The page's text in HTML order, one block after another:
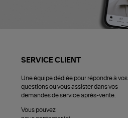
SERVICE CLIENT
Une équipe dédiée pour répondre à vos
questions ou vous assister dans vos
demandes de service après-vente.
Vous pouvez